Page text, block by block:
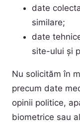
date
similare;
date
site-ului și
Nu solicităm în
precum date
opinii politice,
biometrice sau